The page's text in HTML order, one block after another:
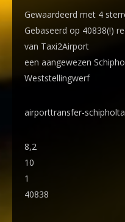
Gewaardeerd met 4
Gebaseerd op 40838(!)
van Taxi2Airport
een aangewezen
Weststellingwerf
airporttransfer-
8,2
10
1
40838